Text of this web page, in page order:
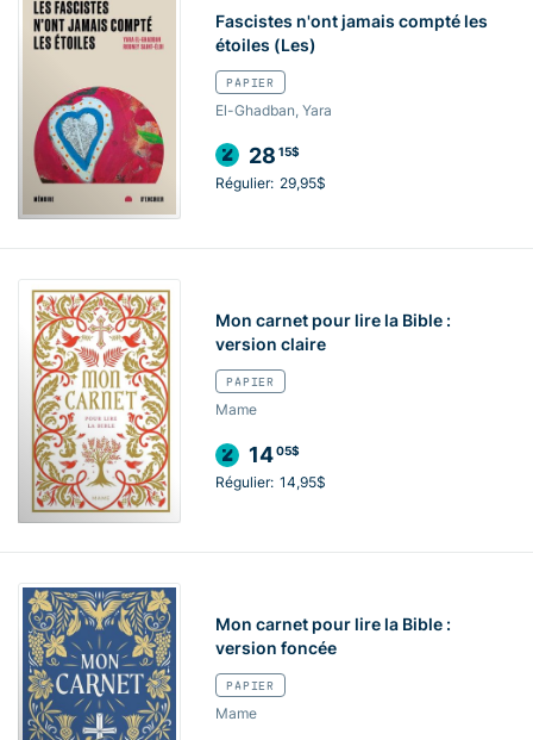
Fascistes n'ont jamais compté les
étoiles (Les)
PAPIER
El-Ghadban, Yara
28 15$
Régulier: 29,95$
Mon carnet pour lire la Bible :
version claire
PAPIER
Mame
1405$
Régulier: 14,95$
Mon carnet pour lire la Bible :
version foncée
PAPIER
Mame